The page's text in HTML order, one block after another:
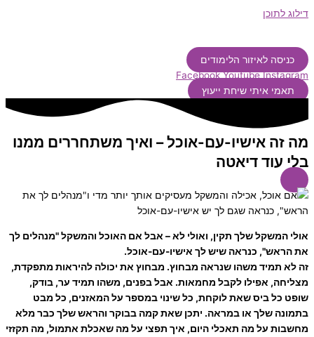
דילוג לתוכן
כניסה לאיזור הלימודים
Facebook Youtube Instagram
תאמי איתי שיחת ייעוץ
מה זה אישיו-עם-אוכל – ואיך משתחררים ממנו
בלי עוד דיאטה
אולי המשקל שלך תקין, ואולי לא – אבל אם האוכל והמשקל "מנהלים לך
את הראש", כנראה שיש לך אישיו-עם-אוכל.
זה לא תמיד משהו שנראה מבחוץ. מבחוץ את יכולה להיראות מתפקדת,
מצליחה, אפילו לקבל מחמאות. אבל בפנים, משהו תמיד ער, בודק,
שופט כל ביס שאת לוקחת, כל שינוי במספר על המאזנים, כל מבט
בתמונה שלך או במראה. יתכן שאת קמה בבוקר והראש שלך כבר מלא
מחשבות על מה תאכלי היום, איך תפצי על מה שאכלת אתמול, מה תקזזי